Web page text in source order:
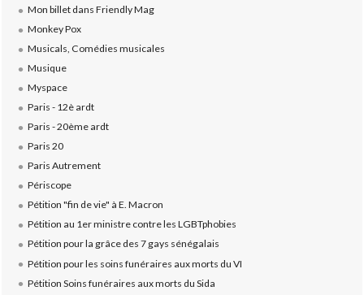
Mon billet dans Friendly Mag
Monkey Pox
Musicals, Comédies musicales
Musique
Myspace
Paris - 12è ardt
Paris - 20ème ardt
Paris 20
Paris Autrement
Périscope
Pétition "fin de vie" à E. Macron
Pétition au 1er ministre contre les LGBTphobies
Pétition pour la grâce des 7 gays sénégalais
Pétition pour les soins funéraires aux morts du VI
Pétition Soins funéraires aux morts du Sida